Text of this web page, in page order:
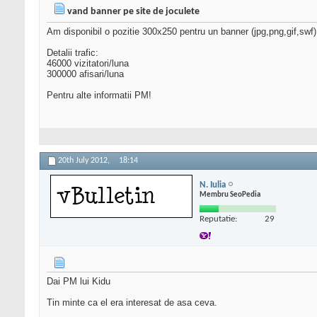
vand banner pe site de joculete
Am disponibil o pozitie 300x250 pentru un banner
Detalii trafic:
46000 vizitatori/luna
300000 afisari/luna
Pentru alte informatii PM!
20th July 2012, 18:14
N. Iulia
Membru SeoPedia
Reputatie: 29
Dai PM lui Kidu
Tin minte ca el era interesat de asa ceva.